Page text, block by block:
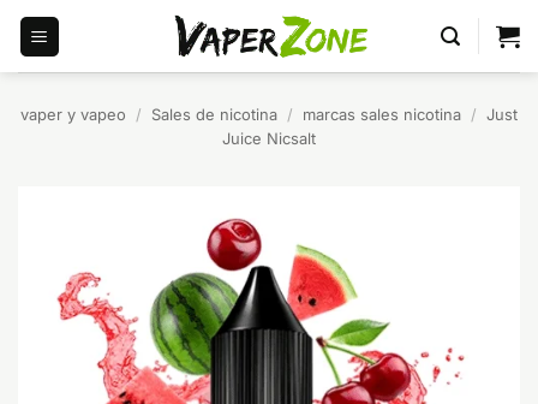
Saltar
contenido
vaper y vapeo / Sales de nicotina / marcas sales nicotina / Just
Juice Nicsalt